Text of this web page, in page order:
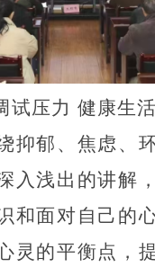
试压力 健康生
抑郁、焦虑、
入浅出的讲解
和面对自己的
灵的平衡点，